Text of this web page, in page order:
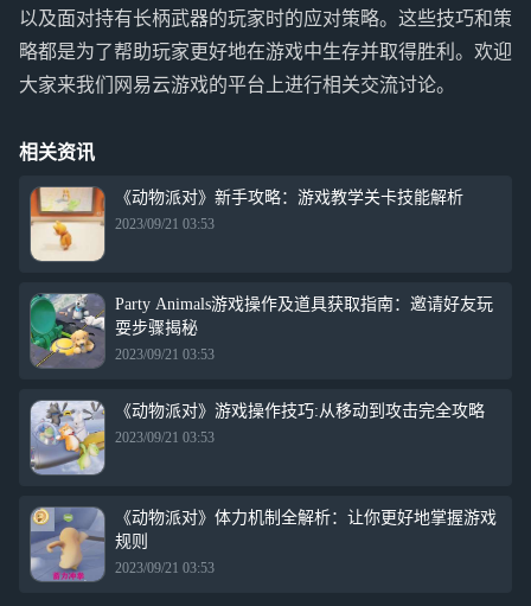
以及面对持有长柄武器的玩家时的应对策略。这些技巧和策
略都是为了帮助玩家更好地在游戏中生存并取得胜利。欢迎
大家来我们网易云游戏的平台上进行相关交流讨论。
相关资讯
《动物派对》新手攻略：游戏教学关卡技能解析
2023/09/21 03:53
Party Animals游戏操作及道具获取指南：邀请好友玩
耍步骤揭秘
2023/09/21 03:53
《动物派对》游戏操作技巧:从移动到攻击完全攻略
2023/09/21 03:53
《动物派对》体力机制全解析：让你更好地掌握游戏
规则
2023/09/21 03:53